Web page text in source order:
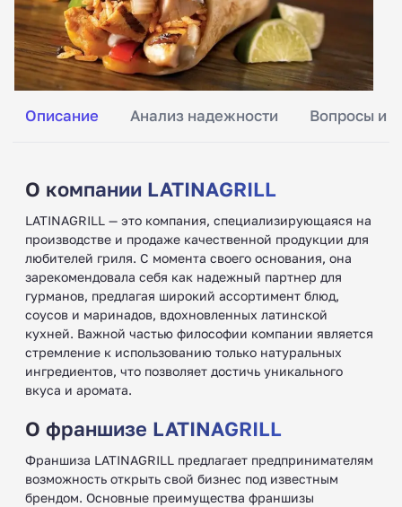
Описание Анализ надежности Вопросы и
О компании LATINAGRILL
LATINAGRILL — это компания, специализирующаяся на
производстве и продаже качественной продукции для
любителей гриля. С момента своего основания, она
зарекомендовала себя как надежный партнер для
гурманов, предлагая широкий ассортимент блюд,
соусов и маринадов, вдохновленных латинской
кухней. Важной частью философии компании является
стремление к использованию только натуральных
ингредиентов, что позволяет достичь уникального
вкуса и аромата.
О франшизе LATINAGRILL
Франшиза LATINAGRILL предлагает предпринимателям
возможность открыть свой бизнес под известным
брендом. Основные преимущества франшизы